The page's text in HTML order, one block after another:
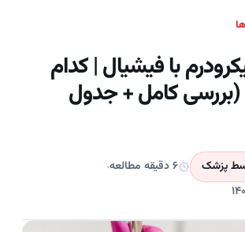
با فیشیال | کدام
کامل + جدول
پزشک
۶ دقیقه مطالعه